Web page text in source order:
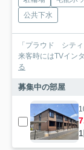
公共下水
「プラウド シテ
来客時にはTVイン
る
募集中の部屋